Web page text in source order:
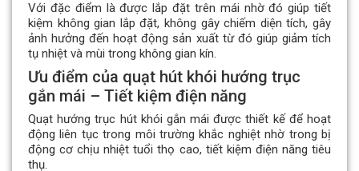
Với đặc điểm là được lắp đặt trên mái nhờ đó giúp tiết
kiệm không gian lắp đặt, không gây chiếm diện tích, gây
ảnh hưởng đến hoạt động sản xuất từ đó giúp giảm tích
tụ nhiệt và mùi trong không gian kín.
Ưu điểm của quạt hút khói hướng trục
gắn mái – Tiết kiệm điện năng
Quạt hướng trục hút khói gắn mái được thiết kế để hoạt
động liên tục trong môi trường khắc nghiệt nhờ trong bị
động cơ chịu nhiệt tuổi thọ cao, tiết kiệm điện năng tiêu
thụ.